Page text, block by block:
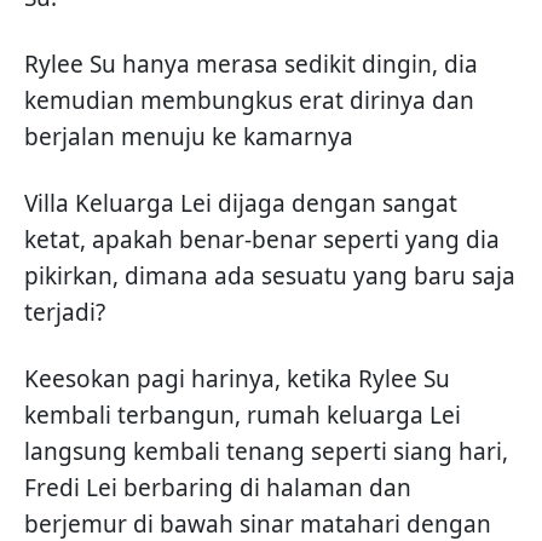
Rylee Su hanya merasa sedikit dingin, dia
kemudian membungkus erat dirinya dan
berjalan menuju ke kamarnya
Villa Keluarga Lei dijaga dengan sangat
ketat, apakah benar-benar seperti yang dia
pikirkan, dimana ada sesuatu yang baru saja
terjadi?
Keesokan pagi harinya, ketika Rylee Su
kembali terbangun, rumah keluarga Lei
langsung kembali tenang seperti siang hari,
Fredi Lei berbaring di halaman dan
berjemur di bawah sinar matahari dengan